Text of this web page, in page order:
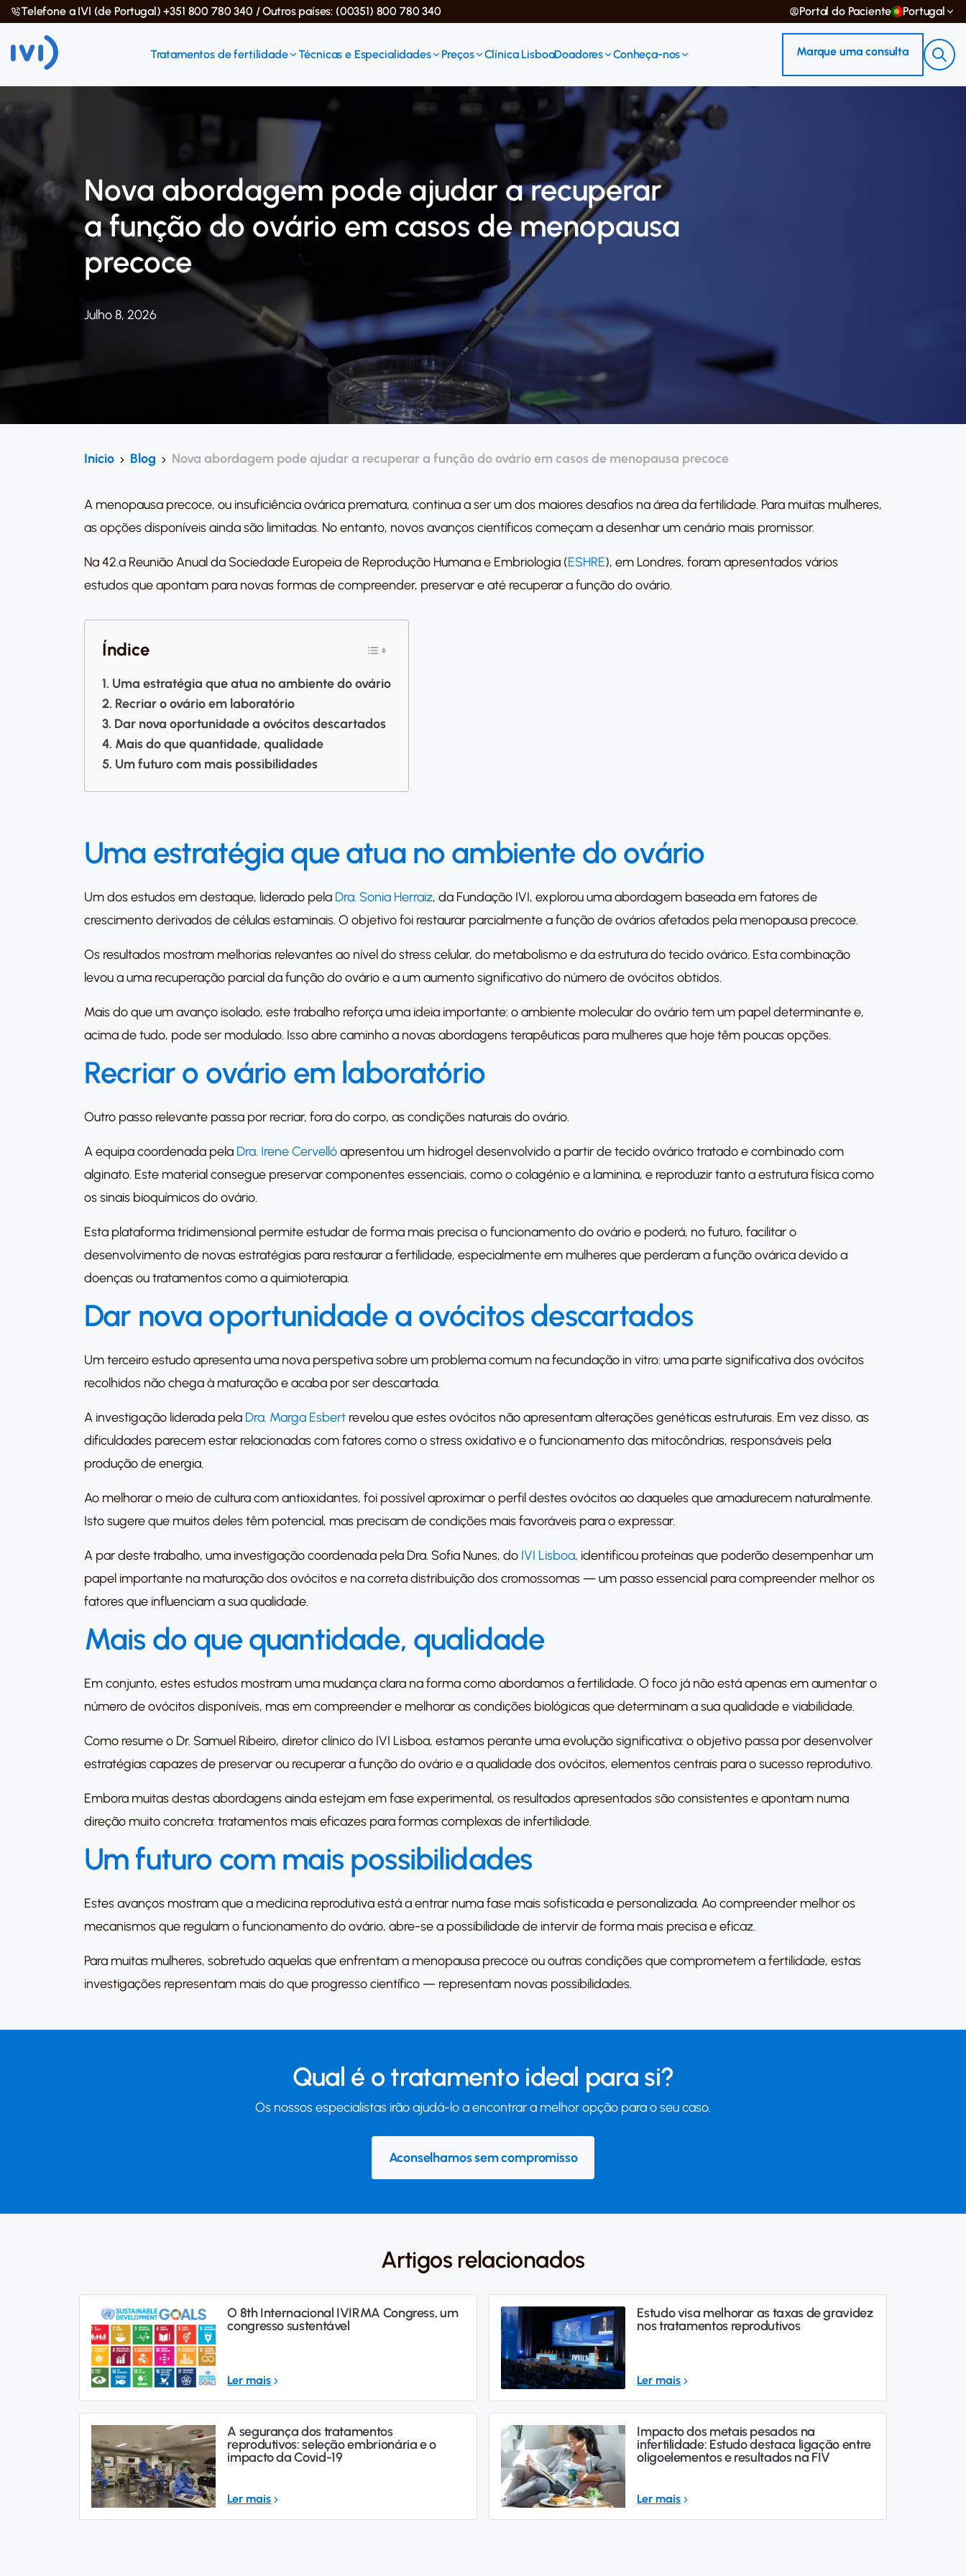
Telefone a IVI (de Portugal) +351 800 780 340 / Outros países: (00351) 800 780 340 Portal do Paciente Portugal
Tratamentos de fertilidade Técnicas e Especialidades Preços Clínica LisboaDoadores Conheça-nos Marque uma consulta
Nova abordagem pode ajudar a recuperar
a função do ovário em casos de menopausa
precoce
Julho 8, 2026
Inicio Blog Nova abordagem pode ajudar a recuperar a função do ovário em casos de menopausa precoce
A menopausa precoce, ou insuficiência ovárica prematura, continua a ser um dos maiores desafios na área da fertilidade. Para muitas mulheres,
as opções disponíveis ainda são limitadas. No entanto, novos avanços científicos começam a desenhar um cenário mais promissor.
Na 42.ª Reunião Anual da Sociedade Europeia de Reprodução Humana e Embriologia (ESHRE), em Londres, foram apresentados vários
estudos que apontam para novas formas de compreender, preservar e até recuperar a função do ovário.
Índice
Uma estratégia que atua no ambiente do ovário
Recriar o ovário em laboratório
Dar nova oportunidade a ovócitos descartados
Mais do que quantidade, qualidade
Um futuro com mais possibilidades
Uma estratégia que atua no ambiente do ovário
Um dos estudos em destaque, liderado pela Dra. Sonia Herraiz, da Fundação IVI, explorou uma abordagem baseada em fatores de
crescimento derivados de células estaminais. O objetivo foi restaurar parcialmente a função de ovários afetados pela menopausa precoce.
Os resultados mostram melhorias relevantes ao nível do stress celular, do metabolismo e da estrutura do tecido ovárico. Esta combinação
levou a uma recuperação parcial da função do ovário e a um aumento significativo do número de ovócitos obtidos.
Mais do que um avanço isolado, este trabalho reforça uma ideia importante: o ambiente molecular do ovário tem um papel determinante e,
acima de tudo, pode ser modulado. Isso abre caminho a novas abordagens terapêuticas para mulheres que hoje têm poucas opções.
Recriar o ovário em laboratório
Outro passo relevante passa por recriar, fora do corpo, as condições naturais do ovário.
A equipa coordenada pela Dra. Irene Cervellóapresentou um hidrogel desenvolvido a partir de tecido ovárico tratado e combinado com
alginato. Este material consegue preservar componentes essenciais, como o colagénio e a laminina, e reproduzir tanto a estrutura física como
os sinais bioquímicos do ovário.
Esta plataforma tridimensional permite estudar de forma mais precisa o funcionamento do ovário e poderá, no futuro, facilitar o
desenvolvimento de novas estratégias para restaurar a fertilidade, especialmente em mulheres que perderam a função ovárica devido a
doenças ou tratamentos como a quimioterapia.
Dar nova oportunidade a ovócitos descartados
Um terceiro estudo apresenta uma nova perspetiva sobre um problema comum na fecundação in vitro: uma parte significativa dos ovócitos
recolhidos não chega à maturação e acaba por ser descartada.
A investigação liderada pela Dra. Marga Esbert revelou que estes ovócitos não apresentam alterações genéticas estruturais. Em vez disso, as
dificuldades parecem estar relacionadas com fatores como o stress oxidativo e o funcionamento das mitocôndrias, responsáveis pela
produção de energia.
Ao melhorar o meio de cultura com antioxidantes, foi possível aproximar o perfil destes ovócitos ao daqueles que amadurecem naturalmente.
Isto sugere que muitos deles têm potencial, mas precisam de condições mais favoráveis para o expressar.
A par deste trabalho, uma investigação coordenada pela Dra. Sofia Nunes, do IVI Lisboa, identificou proteínas que poderão desempenhar um
papel importante na maturação dos ovócitos e na correta distribuição dos cromossomas — um passo essencial para compreender melhor os
fatores que influenciam a sua qualidade.
Mais do que quantidade, qualidade
Em conjunto, estes estudos mostram uma mudança clara na forma como abordamos a fertilidade. O foco já não está apenas em aumentar o
número de ovócitos disponíveis, mas em compreender e melhorar as condições biológicas que determinam a sua qualidade e viabilidade.
Como resume o Dr. Samuel Ribeiro, diretor clínico do IVI Lisboa, estamos perante uma evolução significativa: o objetivo passa por desenvolver
estratégias capazes de preservar ou recuperar a função do ovário e a qualidade dos ovócitos, elementos centrais para o sucesso reprodutivo.
Embora muitas destas abordagens ainda estejam em fase experimental, os resultados apresentados são consistentes e apontam numa
direção muito concreta: tratamentos mais eficazes para formas complexas de infertilidade.
Um futuro com mais possibilidades
Estes avanços mostram que a medicina reprodutiva está a entrar numa fase mais sofisticada e personalizada. Ao compreender melhor os
mecanismos que regulam o funcionamento do ovário, abre-se a possibilidade de intervir de forma mais precisa e eficaz.
Para muitas mulheres, sobretudo aquelas que enfrentam a menopausa precoce ou outras condições que comprometem a fertilidade, estas
investigações representam mais do que progresso científico — representam novas possibilidades.
Qual é o tratamento ideal para si?
Os nossos especialistas irão ajudá-lo a encontrar a melhor opção para o seu caso.
Aconselhamos sem compromisso
Artigos relacionados
O 8th Internacional IVIRMA Congress, um
congresso sustentável
Ler mais
Estudo visa melhorar as taxas de gravidez
nos tratamentos reprodutivos
Ler mais
A segurança dos tratamentos
reprodutivos: seleção embrionária e o
impacto da Covid-19
Ler mais
Impacto dos metais pesados na
infertilidade: Estudo destaca ligação entre
oligoelementos e resultados na FIV
Ler mais